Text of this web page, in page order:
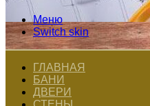
Меню
Switch skin
ГЛАВНАЯ
БАНИ
ДВЕРИ